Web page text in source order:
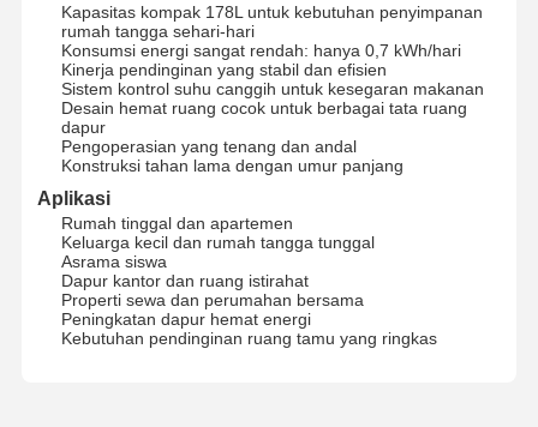
Kapasitas kompak 178L untuk kebutuhan penyimpanan
rumah tangga sehari-hari
Konsumsi energi sangat rendah: hanya 0,7 kWh/hari
Kinerja pendinginan yang stabil dan efisien
Sistem kontrol suhu canggih untuk kesegaran makanan
Desain hemat ruang cocok untuk berbagai tata ruang
dapur
Pengoperasian yang tenang dan andal
Konstruksi tahan lama dengan umur panjang
Aplikasi
Rumah tinggal dan apartemen
Keluarga kecil dan rumah tangga tunggal
Asrama siswa
Dapur kantor dan ruang istirahat
Properti sewa dan perumahan bersama
Peningkatan dapur hemat energi
Kebutuhan pendinginan ruang tamu yang ringkas